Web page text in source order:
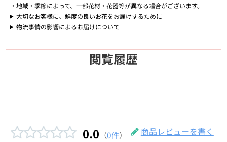
地域・季節によって、一部花材・花器等が異なる場合がございます。
大切なお客様に、鮮度の良いお花をお届けするために
物流事情の影響によるお届けについて
閲覧履歴
0.0 （0件）
商品レビューを書く